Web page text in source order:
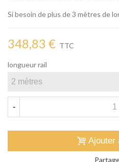
Si besoin de plus de 3 mètres de
348,83 € TTC
longueur rail
-
Ajouter